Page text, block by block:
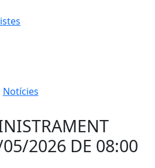
Notícies
05/2026 DE 08:00